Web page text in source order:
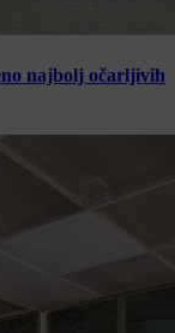
najbolj očarljivih